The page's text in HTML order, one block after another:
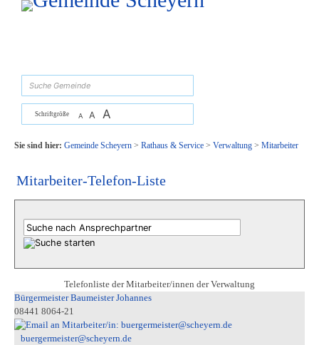
Zum Inhalt, zur Navigationoder zur Startseite springen.
Schriftgröße A A A
Sie sind hier: Gemeinde Scheyern> Rathaus & Service> Verwaltung> Mitarbeiter
Mitarbeiter-Telefon-Liste
Telefonliste der Mitarbeiter/innen der Verwaltung
Bürgermeister Baumeister Johannes
08441 8064-21
buergermeister@scheyern.de